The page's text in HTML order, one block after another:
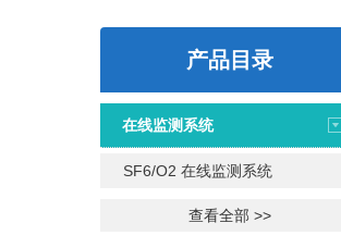
产品目录
在线监测系统
SF6/O2 在线监测系统
查看全部 >>